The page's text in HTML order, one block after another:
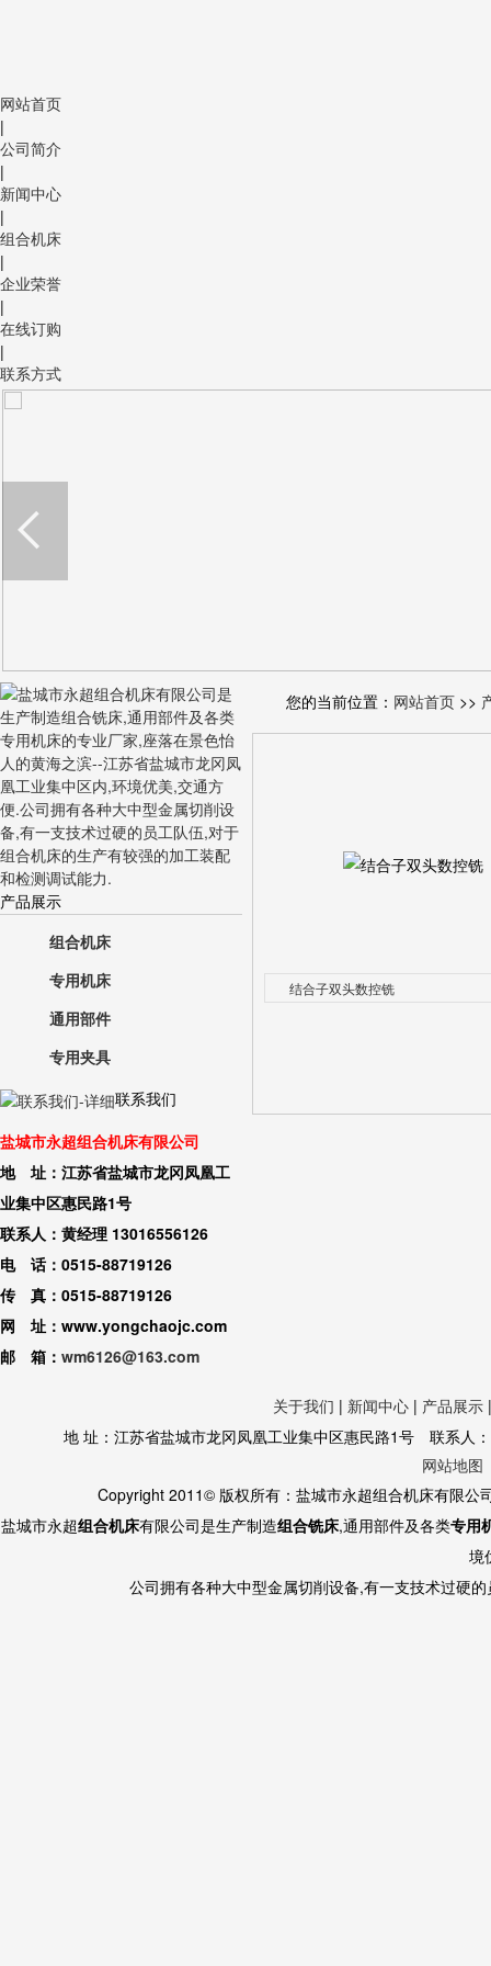
网站首页
|
公司简介
|
新闻中心
|
组合机床
|
企业荣誉
|
在线订购
|
联系方式
产品展示
组合机床
专用机床
通用部件
专用夹具
联系我们
盐城市永超组合机床有限公司
地 址：江苏省盐城市龙冈凤凰工
业集中区惠民路1号
联系人：黄经理 13016556126
电 话：0515-88719126
传 真：0515-88719126
网 址：www.yongchaojc.com
邮 箱： wm6126@163.com
您的当前位置： 网站首页 >>
结合子双头数控铣
关于我们 | 新闻中心 | 产品展示
地 址：江苏省盐城市龙冈凤凰工业集中区惠民路1号 联系
网站地图
Copyright 2011© 版权所有：盐城市永超组合机床有限
盐城市永超组合机床有限公司是生产制造组合铣床,通用部件及各类专用
境
公司拥有各种大中型金属切削设备,有一支技术过硬